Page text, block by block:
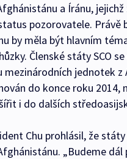
a Íránu,
pozorovatele. Právě
by měla být hlavním
Členské státy SCO
mezinárodních jednotek z
do konce roku 2014,
i do dalších
Chu prohlásil, že
„Budeme dál